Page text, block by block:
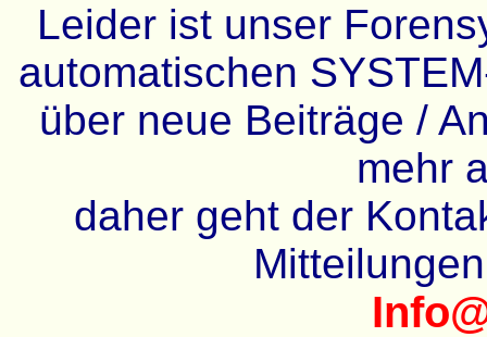
Leider ist unser
automatischen
über neue Beiträge /
mehr
daher geht der